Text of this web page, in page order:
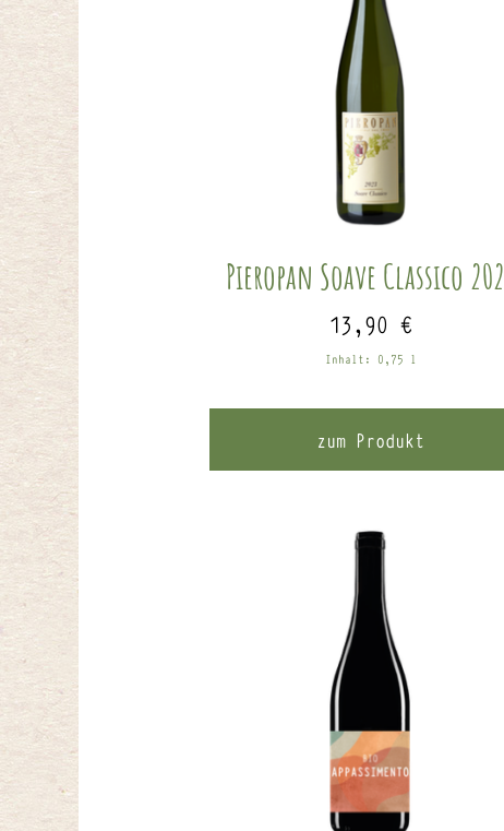
Pieropan Soave Classico
13,90€
Inhalt: 0,75 l
zum Produkt